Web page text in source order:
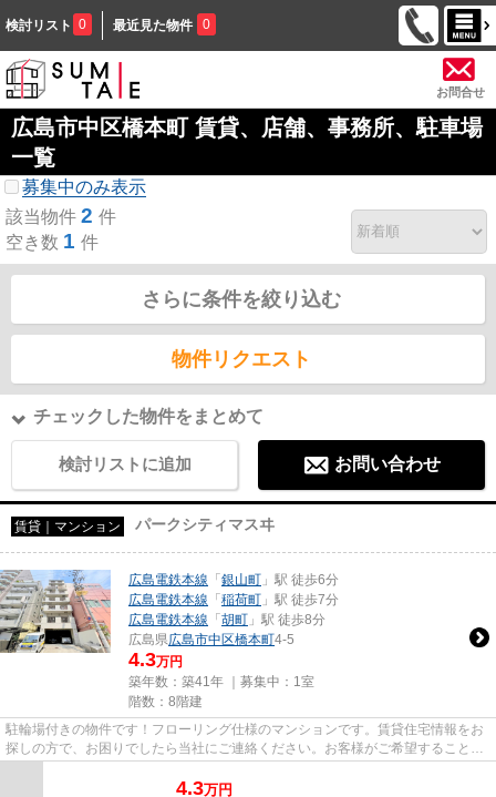
検討リスト 0 最近見た物件 0
お問合せ
広島市中区橋本町 賃貸、店舗、事務所、駐車場
一覧
募集中のみ表示
該当物件 2 件
空き数 1 件
さらに条件を絞り込む
物件リクエスト
チェックした物件をまとめて
検討リストに追加 お問い合わせ
賃貸｜マンション パークシティマスヰ
広島電鉄本線 「 銀山町 」駅 徒歩6分
広島電鉄本線 「 稲荷町 」駅 徒歩7分
広島電鉄本線 「 胡町 」駅 徒歩8分
広島県広島市中区橋本町4-5
4.3万円
築年数：築41年 ｜募集中： 1室
階数：8階建
駐輪場付きの物件です！フローリング仕様のマンションです。賃貸住宅情報をお
探しの方で、お困りでしたら当社にご連絡ください。お客様がご希望することや
4.3万円